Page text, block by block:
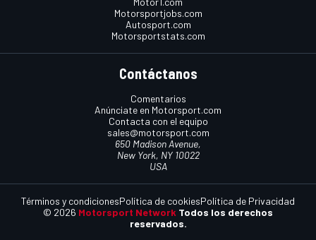
Motorsportjobs.com
Autosport.com
Motorsportstats.com
Contáctanos
Comentarios
Anúnciate en Motorsport.com
Contacta con el equipo
sales@motorsport.com
650 Madison Avenue,
New York, NY 10022
USA
© 2026 Motorsport Network Todos los derechos
reservados.
Términos y condicionesPolítica de cookiesPolítica de Privacidad